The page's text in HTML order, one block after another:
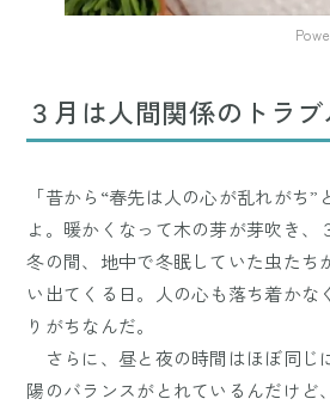
３月は人間関係のトラ
「昔から“春先は人の心が乱れがち
よ。暖かくなって木の芽が芽吹き、
冬の間、地中で冬眠していた虫たち
い出てくる日。人の心も落ち着かな
りがちなんだ。
さらに、昼と夜の時間はほぼ同じ
陽のバランスがとれているんだけど